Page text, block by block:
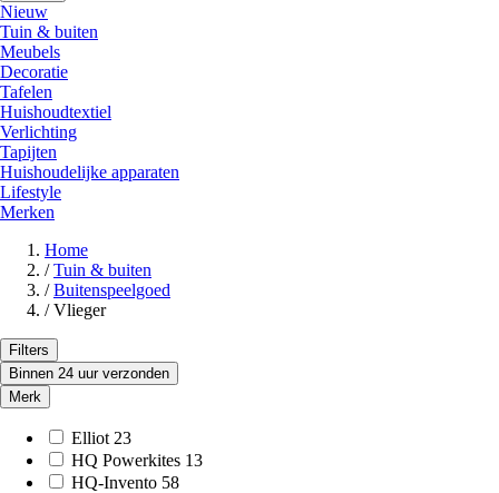
Nieuw
Tuin & buiten
Meubels
Decoratie
Tafelen
Huishoudtextiel
Verlichting
Tapijten
Huishoudelijke apparaten
Lifestyle
Merken
Home
/ Tuin & buiten
/ Buitenspeelgoed
/ Vlieger
Filters
Binnen 24 uur verzonden
Merk
Elliot 23
HQ Powerkites 13
HQ-Invento 58